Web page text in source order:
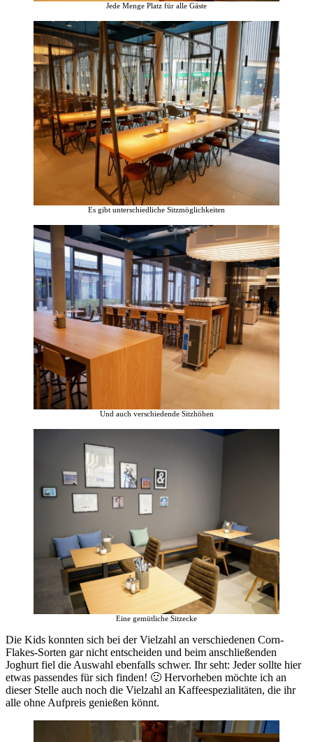
Jede Menge Platz für alle Gäste
Es gibt unterschiedliche Sitzmöglichkeiten
Und auch verschiedende Sitzhöhen
Eine gemütliche Sitzecke
Die Kids konnten sich bei der Vielzahl an verschiedenen Corn-
Flakes-Sorten gar nicht entscheiden und beim anschließenden
Joghurt fiel die Auswahl ebenfalls schwer. Ihr seht: Jeder sollte hier
etwas passendes für sich finden! 🙂 Hervorheben möchte ich an
dieser Stelle auch noch die Vielzahl an Kaffeespezialitäten, die ihr
alle ohne Aufpreis genießen könnt.